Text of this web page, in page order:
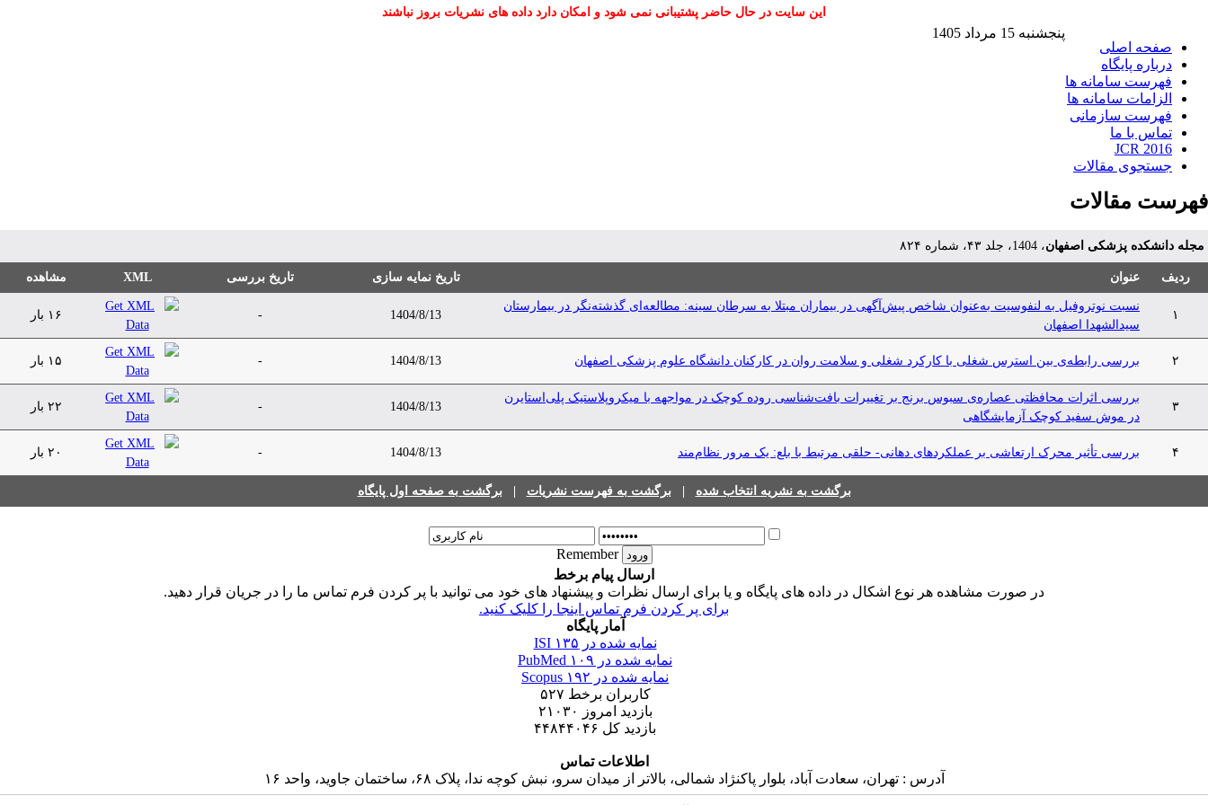
این سایت در حال حاضر پشتیبانی نمی شود و امکان دارد داده های نشریات بروز نباشند
صفحه اصلی
درباره پایگاه
فهرست سامانه ها
الزامات سامانه ها
فهرست سازمانی
تماس با ما
JCR 2016
جستجوی مقالات
پنجشنبه 15 مرداد 1405
فهرست مقالات
مجله دانشکده پزشکی اصفهان، 1404، جلد ۴۳، شماره ۸۲۴
ردیف عنوان تاریخ نمایه سازی تاریخ بررسی XML مشاهده
۱
نسبت نوتروفیل به لنفوسیت به‌عنوان شاخص پیش‌آگهی در بیماران مبتلا به سرطان سینه: مطالعه‌ای گذشته‌نگر در بیمارستان
سیدالشهدا اصفهان
1404/8/13
- ۱۶ بار
۲ بررسی رابطه‌ی بین استرس شغلی با کارکرد شغلی و سلامت روان در کارکنان دانشگاه علوم پزشکی اصفهان 1404/8/13
- ۱۵ بار
۳
بررسی اثرات محافظتی عصاره‌ی سبوس برنج بر تغییرات بافت‌شناسی روده کوچک در مواجهه با میکروپلاستیک پلی‌استایرن
در موش سفید کوچک آزمایشگاهی
1404/8/13
- ۲۲ بار
۴ بررسی تأثیر محرک ارتعاشی بر عملکردهای دهانی- حلقی مرتبط با بلع: یک مرور نظام‌مند 1404/8/13
- ۲۰ بار
برگشت به نشریه انتخاب شده |برگشت به فهرست نشریات |برگشت به صفحه اول پایگاه
Remember
ارسال پیام برخط
در صورت مشاهده هر نوع اشکال در داده های پایگاه و یا برای ارسال نظرات و پیشنهاد های خود می توانید با پر کردن فرم تماس ما را در جریان قرار دهید.
برای پر کردن فرم تماس اینجا را کلیک کنید.
آمار پایگاه
نمایه شده در ISI ۱۳۵
نمایه شده در PubMed ۱۰۹
نمایه شده در Scopus ۱۹۲
کاربران برخط ۵۲۷
بازدید امروز
۲۱۰۳۰
بازدید کل ۴۴۸۴۴۰۴۶
اطلاعات تماس
آدرس : تهران، سعادت آباد، بلوار پاکنژاد شمالی، بالاتر از میدان سرو، نبش کوچه ندا، پلاک ۶۸، ساختمان جاوید، واحد ۱۶